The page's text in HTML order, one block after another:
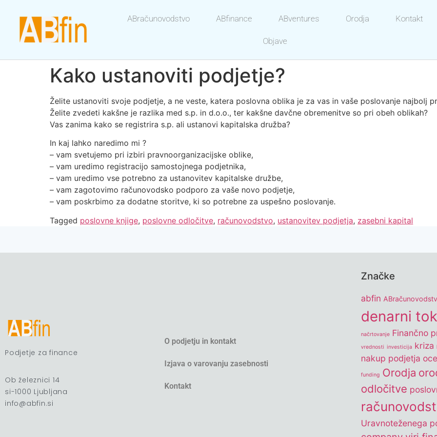
ABračunovodstvo ABfinance ABventures Orodja Kontakt
Objave
Kako ustanoviti podjetje?
Želite ustanoviti svoje podjetje, a ne veste, katera poslovna oblika je za vas in vaše poslovanje najbolj
Želite zvedeti kakšne je razlika med s.p. in d.o.o., ter kakšne davčne obremenitve so pri obeh oblikah?
Vas zanima kako se registrira s.p. ali ustanovi kapitalska družba?
In kaj lahko naredimo mi ?
– vam svetujemo pri izbiri pravnoorganizacijske oblike,
– vam uredimo registracijo samostojnega podjetnika,
– vam uredimo vse potrebno za ustanovitev kapitalske družbe,
– vam zagotovimo računovodsko podporo za vaše novo podjetje,
– vam poskrbimo za dodatne storitve, ki so potrebne za uspešno poslovanje.
Tagged poslovne knjige, poslovne odločitve, računovodstvo, ustanovitev podjetja, zasebni kapital
Podjetje za finance
Ob železnici 14
si-1000 Ljubljana
info@abfin.si
O podjetju in kontakt
Izjava o varovanju zasebnosti
Kontakt
Značke
abfin
denarni tok
načrtovanje Finančno
vrednosti investicija kriza
nakup podjetja
funding Orodja
odločitve
Uravnoteženega